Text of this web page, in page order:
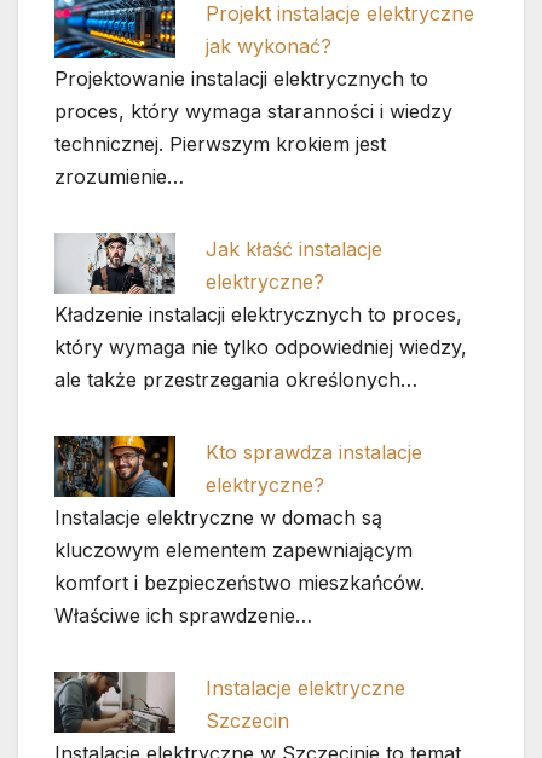
Projekt instalacje elektryczne
jak wykonać?
Projektowanie instalacji elektrycznych to
proces, który wymaga staranności i wiedzy
technicznej. Pierwszym krokiem jest
zrozumienie…
Jak kłaść instalacje
elektryczne?
Kładzenie instalacji elektrycznych to proces,
który wymaga nie tylko odpowiedniej wiedzy,
ale także przestrzegania określonych…
Kto sprawdza instalacje
elektryczne?
Instalacje elektryczne w domach są
kluczowym elementem zapewniającym
komfort i bezpieczeństwo mieszkańców.
Właściwe ich sprawdzenie…
Instalacje elektryczne
Szczecin
Instalacje elektryczne w Szczecinie to temat,